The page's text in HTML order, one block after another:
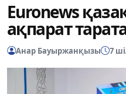
Euronews
ақпарат
Анар Бауыржанқызы 7